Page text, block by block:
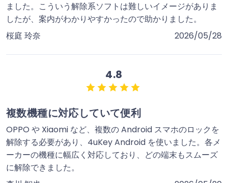
ました。こういう解除系ソフトは難しいイメージがありま
したが、案内がわかりやすかったので助かりました。
桜庭 玲奈
2026/05/28
4.8
複数機種に対応していて便利
OPPO や Xiaomi など、複数の Android スマホのロックを
解除する必要があり、4uKey Android を使いました。各メ
ーカーの機種に幅広く対応しており、どの端末もスムーズ
に解除できました。